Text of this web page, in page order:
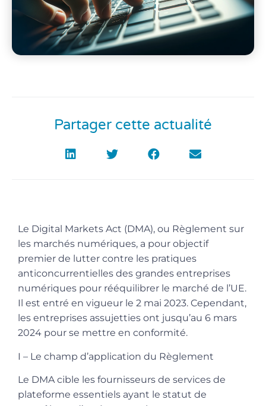
Partager cette actualité
Le Digital Markets Act (DMA), ou Règlement sur
les marchés numériques, a pour objectif
premier de lutter contre les pratiques
anticoncurrentielles des grandes entreprises
numériques pour rééquilibrer le marché de l’UE.
Il est entré en vigueur le 2 mai 2023. Cependant,
les entreprises assujetties ont jusqu’au 6 mars
2024 pour se mettre en conformité.
I – Le champ d’application du Règlement
Le DMA cible les fournisseurs de services de
plateforme essentiels ayant le statut de